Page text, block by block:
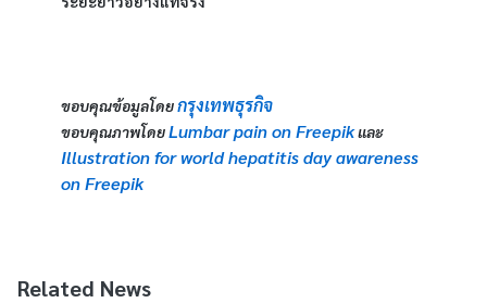
ขอบคุณข้อมูลโดย กรุงเทพธุรกิจ
ขอบคุณภาพโดย Lumbar pain on Freepikและ
Illustration for world hepatitis day awareness
on Freepik
Related News